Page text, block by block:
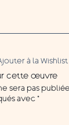
à la Wishlist
cette œuvre
sera pas
avec *